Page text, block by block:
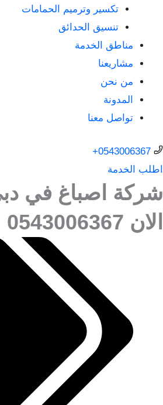
تكسير وترميم الحمامات
تنسيق الحدائق
مناطق الخدمة
مشاريعنا
من نحن
المدونة
تواصل معنا
0543006367+
اطلب الخدمة
شركة اصباغ في
الان 0543006367